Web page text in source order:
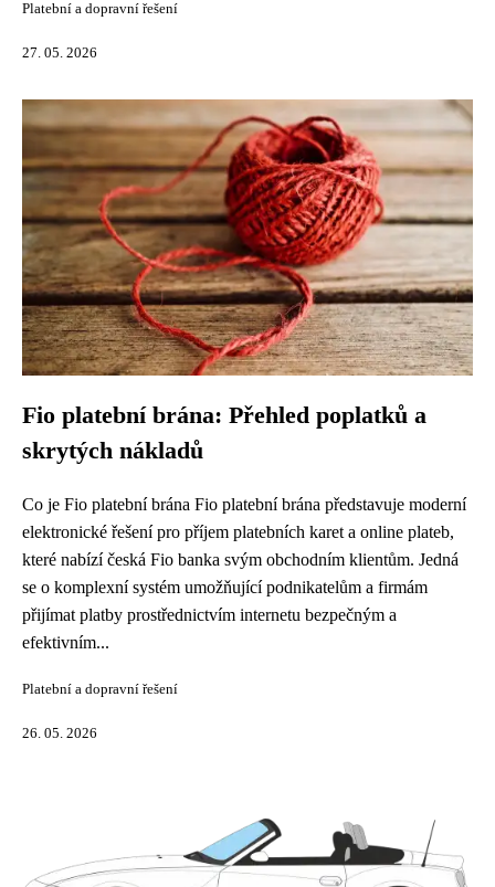
Platební a dopravní řešení
27. 05. 2026
Fio platební brána: Přehled poplatků a
skrytých nákladů
Co je Fio platební brána Fio platební brána představuje moderní
elektronické řešení pro příjem platebních karet a online plateb,
které nabízí česká Fio banka svým obchodním klientům. Jedná
se o komplexní systém umožňující podnikatelům a firmám
přijímat platby prostřednictvím internetu bezpečným a
efektivním...
Platební a dopravní řešení
26. 05. 2026